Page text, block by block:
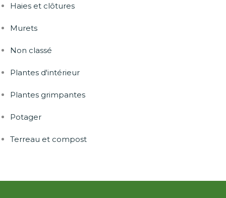
Haies et clôtures
Murets
Non classé
Plantes d'intérieur
Plantes grimpantes
Potager
Terreau et compost